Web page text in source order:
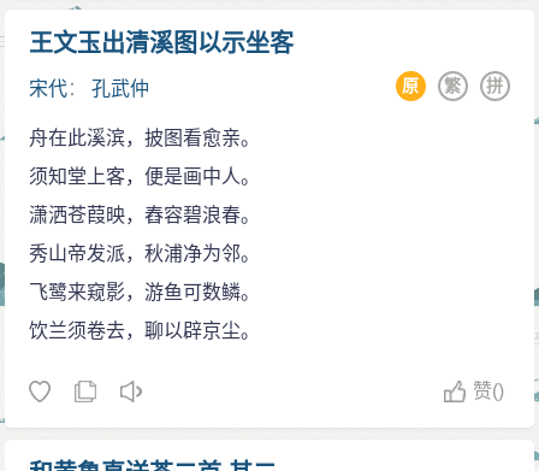
王文玉出清溪图以示坐客
宋代：孔武仲 拼
繁
原
舟在此溪滨，披图看愈亲。
须知堂上客，便是画中人。
潇洒苍葭映，舂容碧浪春。
秀山帝发派，秋浦净为邻。
飞鹭来窥影，游鱼可数鳞。
饮兰须卷去，聊以辟京尘。
赞()